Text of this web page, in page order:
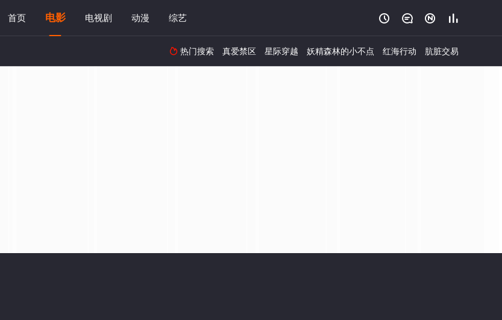
首页 电影 电视剧 动漫 综艺    
 热门搜索 真爱禁区 星际穿越 妖精森林的小不点 红海行动 肮脏交易